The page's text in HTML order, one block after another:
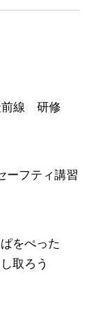
前線 研修
ーフティ講習
をぺった
取ろう